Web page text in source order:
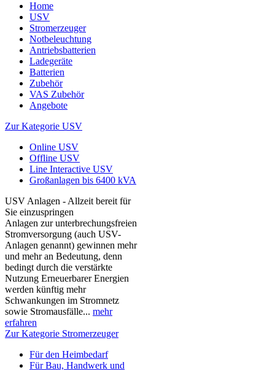
Home
USV
Stromerzeuger
Notbeleuchtung
Antriebsbatterien
Ladegeräte
Batterien
Zubehör
VAS Zubehör
Angebote
Zur Kategorie USV
Online USV
Offline USV
Line Interactive USV
Großanlagen bis 6400 kVA
USV Anlagen - Allzeit bereit für
Sie einzuspringen
Anlagen zur unterbrechungsfreien
Stromversorgung (auch USV-
Anlagen genannt) gewinnen mehr
und mehr an Bedeutung, denn
bedingt durch die verstärkte
Nutzung Erneuerbarer Energien
werden künftig mehr
Schwankungen im Stromnetz
sowie Stromausfälle... mehr
erfahren
Zur Kategorie Stromerzeuger
Für den Heimbedarf
Für Bau, Handwerk und